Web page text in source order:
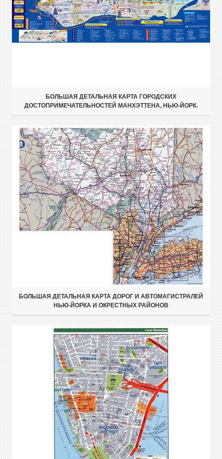
БОЛЬШАЯ ДЕТАЛЬНАЯ КАРТА ГОРОДСКИХ
ДОСТОПРИМЕЧАТЕЛЬНОСТЕЙ МАНХЭТТЕНА, НЬЮ-ЙОРК.
БОЛЬШАЯ ДЕТАЛЬНАЯ КАРТА ДОРОГ И АВТОМАГИСТРАЛЕЙ
НЬЮ-ЙОРКА И ОКРЕСТНЫХ РАЙОНОВ